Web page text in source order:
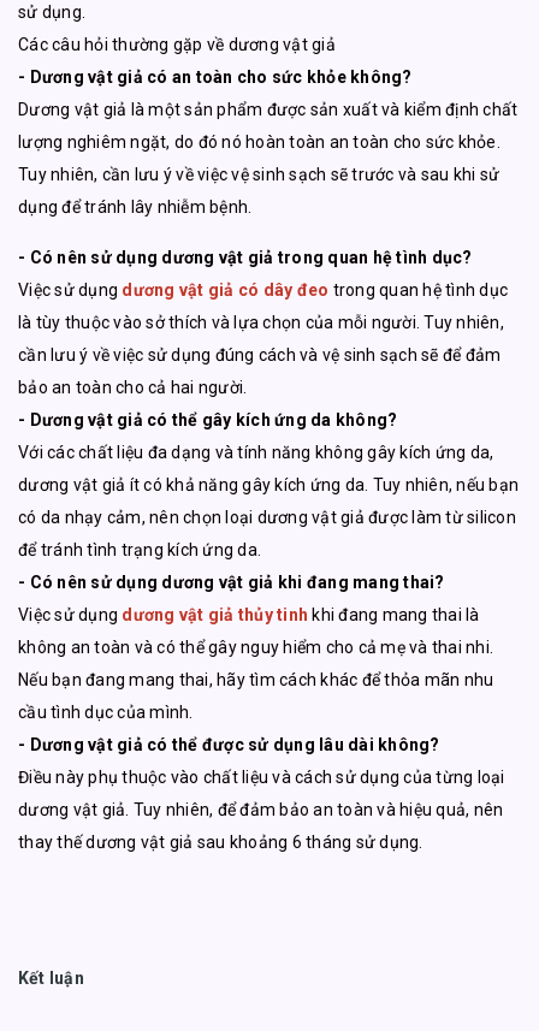
sử dụng.
Các câu hỏi thường gặp về dương vật giả
- Dương vật giả có an toàn cho sức khỏe không?
Dương vật giả là một sản phẩm được sản xuất và kiểm định chất
lượng nghiêm ngặt, do đó nó hoàn toàn an toàn cho sức khỏe.
Tuy nhiên, cần lưu ý về việc vệ sinh sạch sẽ trước và sau khi sử
dụng để tránh lây nhiễm bệnh.
- Có nên sử dụng dương vật giả trong quan hệ tình dục?
Việc sử dụng dương vật giả có dây đeo trong quan hệ tình dục
là tùy thuộc vào sở thích và lựa chọn của mỗi người. Tuy nhiên,
cần lưu ý về việc sử dụng đúng cách và vệ sinh sạch sẽ để đảm
bảo an toàn cho cả hai người.
- Dương vật giả có thể gây kích ứng da không?
Với các chất liệu đa dạng và tính năng không gây kích ứng da,
dương vật giả ít có khả năng gây kích ứng da. Tuy nhiên, nếu bạn
có da nhạy cảm, nên chọn loại dương vật giả được làm từ silicon
để tránh tình trạng kích ứng da.
- Có nên sử dụng dương vật giả khi đang mang thai?
Việc sử dụng dương vật giả thủy tinh khi đang mang thai là
không an toàn và có thể gây nguy hiểm cho cả mẹ và thai nhi.
Nếu bạn đang mang thai, hãy tìm cách khác để thỏa mãn nhu
cầu tình dục của mình.
- Dương vật giả có thể được sử dụng lâu dài không?
Điều này phụ thuộc vào chất liệu và cách sử dụng của từng loại
dương vật giả. Tuy nhiên, để đảm bảo an toàn và hiệu quả, nên
thay thế dương vật giả sau khoảng 6 tháng sử dụng.
Kết luận